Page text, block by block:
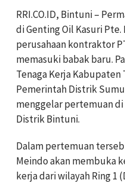
RRI.CO.ID, Bintuni –
di Genting Oil Kasuri
perusahaan kontraktor
memasuki babak baru.
Tenaga Kerja
Pemerintah Distrik
menggelar pertemuan di
Distrik Bintuni.
Dalam pertemuan
Meindo akan membuka
kerja dari wilayah Ring 1